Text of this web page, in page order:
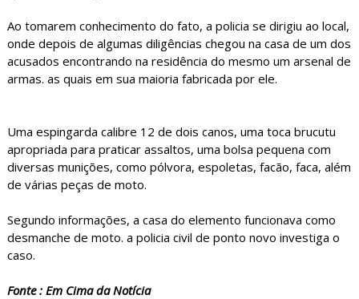
Ao tomarem conhecimento do fato, a policia se dirigiu ao local,
onde depois de algumas diligências chegou na casa de um dos
acusados encontrando na residência do mesmo um arsenal de
armas. as quais em sua maioria fabricada por ele.
Uma espingarda calibre 12 de dois canos, uma toca brucutu
apropriada para praticar assaltos, uma bolsa pequena com
diversas munições, como pólvora, espoletas, facão, faca, além
de várias peças de moto.
Segundo informações, a casa do elemento funcionava como
desmanche de moto. a policia civil de ponto novo investiga o
caso.
Fonte : Em Cima da Notícia